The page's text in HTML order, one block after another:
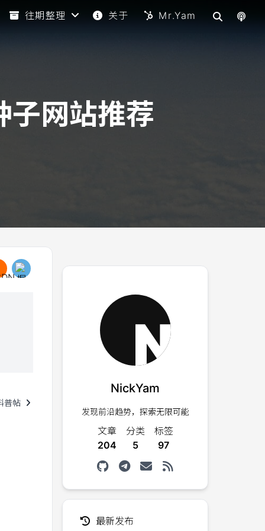
往期整理 关于 Mr.Yam
网站推荐
普帖
NickYam
发现前沿趋势，探索无限可能
文章
204
分类
5
标签
97
最新发布